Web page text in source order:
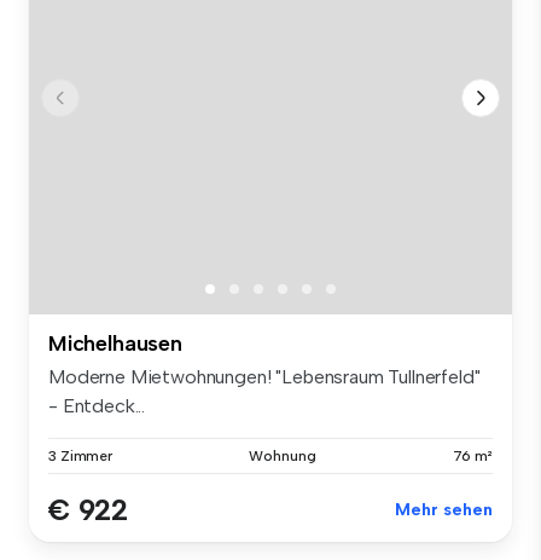
Michelhausen
Moderne Mietwohnungen! "Lebensraum Tullnerfeld"
- Entdeck...
3 Zimmer Wohnung 76 m²
€ 922 Mehr sehen